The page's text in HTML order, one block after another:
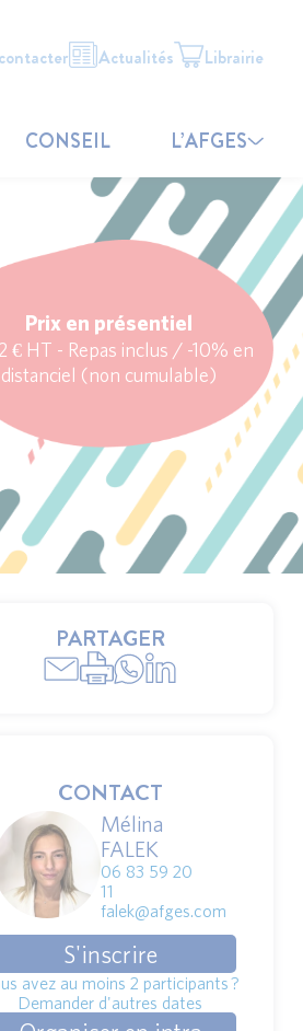
Actualités Librairie
CONSEIL L’AFGES
Prix en présentiel
€ HT - Repas inclus / -10% en
distanciel (non cumulable)
PARTAGER
CONTACT
Mélina
FALEK
06 83 59 20
11
falek@afges.com
S'inscrire
avez au moins 2 participants ?
Demander d'autres dates